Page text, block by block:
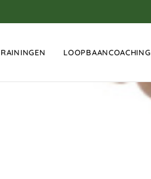
LOOPBAANCOACHING